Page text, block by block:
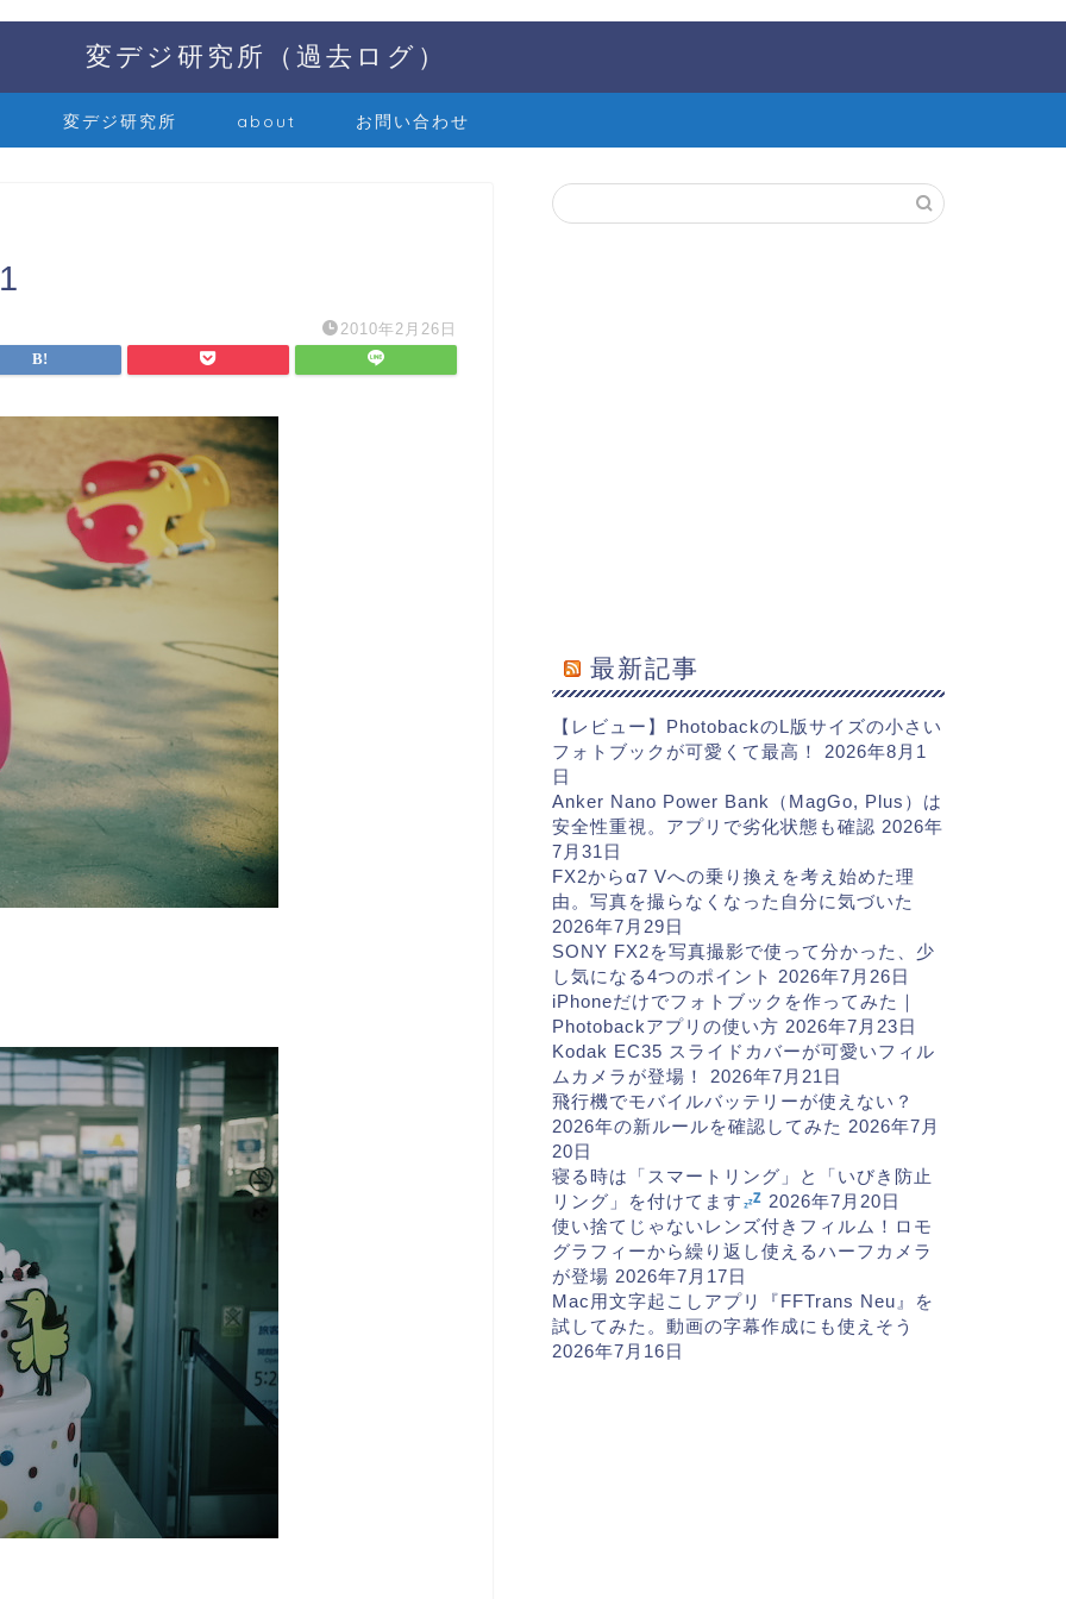
変デジ研究所（過去ログ）
変デジ研究所 about お問い合わせ
2010年2月26日
最新記事
【レビュー】PhotobackのL版サイズの小さい
フォトブックが可愛くて最高！
2026年8月1
日
Anker Nano Power Bank（MagGo, Plus）は
安全性重視。アプリで劣化状態も確認 2026年
7月31日
FX2からα7 Vへの乗り換えを考え始めた理
由。写真を撮らなくなった自分に気づいた
2026年7月29日
SONY FX2を写真撮影で使って分かった、少
し気になる4つのポイント 2026年7月26日
iPhoneだけでフォトブックを作ってみた｜
Photobackアプリの使い方 2026年7月23日
Kodak EC35 スライドカバーが可愛いフィル
ムカメラが登場！
2026年7月21日
飛行機でモバイルバッテリーが使えない？
2026年の新ルールを確認してみた 2026年7月
20日
寝る時は「スマートリング」と「いびき防止
リング」を付けてます
2026年7月20日
使い捨てじゃないレンズ付きフィルム！ロモ
グラフィーから繰り返し使えるハーフカメラ
が登場 2026年7月17日
Mac用文字起こしアプリ『FFTrans Neu』を
試してみた。動画の字幕作成にも使えそう
2026年7月16日